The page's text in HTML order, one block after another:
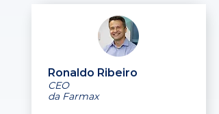
Ronaldo Ribeiro
CEO
da Farmax